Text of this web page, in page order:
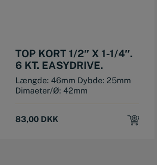
TOP KORT 1/2″ X 1-1/4″.
6 KT. EASYDRIVE.
Længde: 46mm Dybde: 25mm
Dimaeter/Ø: 42mm
83,00 DKK